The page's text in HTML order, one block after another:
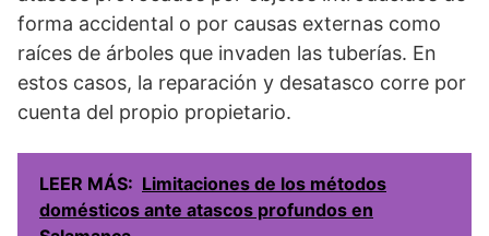
forma accidental o por causas externas como
raíces de árboles que invaden las tuberías. En
estos casos, la reparación y desatasco corre por
cuenta del propio propietario.
LEER MÁS: Limitaciones de los métodos
domésticos ante atascos profundos en